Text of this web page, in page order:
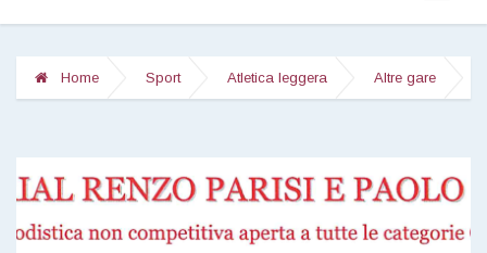
Home Sport Atletica leggera Altre gare